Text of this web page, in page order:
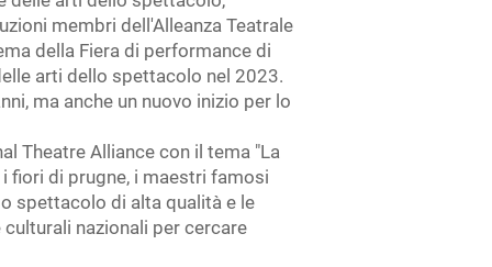
membri dell'Alleanza Teatrale
della Fiera di performance di
arti dello spettacolo nel 2023.
ma anche un nuovo inizio per lo
Theatre Alliance con il tema "La
fiori di prugne, i maestri famosi
spettacolo di alta qualità e le
nazionali per cercare